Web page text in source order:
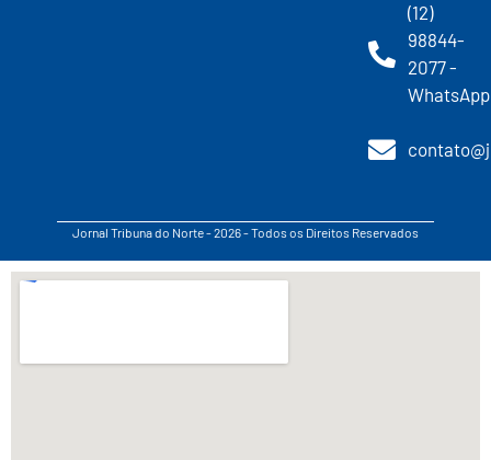
(12)
98844-
2077 -
WhatsApp
Jornal Tribuna do Norte - 2026 - Todos os Direitos Reservados